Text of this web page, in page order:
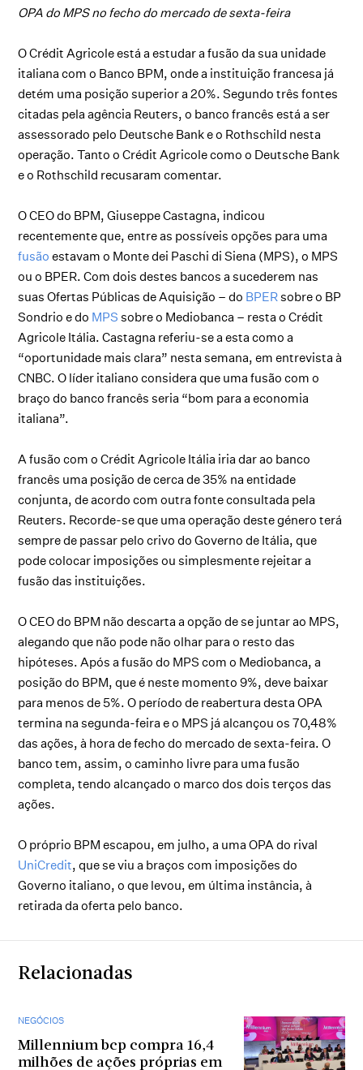
OPA do MPS no fecho do mercado de sexta-feira
O Crédit Agricole está a estudar a fusão da sua unidade
italiana com o Banco BPM, onde a instituição francesa já
detém uma posição superior a 20%. Segundo três fontes
citadas pela agência Reuters, o banco francês está a ser
assessorado pelo Deutsche Bank e o Rothschild nesta
operação. Tanto o Crédit Agricole como o Deutsche Bank
e o Rothschild recusaram comentar.
O CEO do BPM, Giuseppe Castagna, indicou
recentemente que, entre as possíveis opções para uma
fusão estavam o Monte dei Paschi di Siena (MPS), o MPS
ou o BPER. Com dois destes bancos a sucederem nas
suas Ofertas Públicas de Aquisição – do BPERsobre o BP
Sondrio e do MPS sobre o Mediobanca – resta o Crédit
Agricole Itália. Castagna referiu-se a esta como a
“oportunidade mais clara” nesta semana, em entrevista à
CNBC. O líder italiano considera que uma fusão com o
braço do banco francês seria “bom para a economia
italiana”.
A fusão com o Crédit Agricole Itália iria dar ao banco
francês uma posição de cerca de 35% na entidade
conjunta, de acordo com outra fonte consultada pela
Reuters. Recorde-se que uma operação deste género terá
sempre de passar pelo crivo do Governo de Itália, que
pode colocar imposições ou simplesmente rejeitar a
fusão das instituições.
O CEO do BPM não descarta a opção de se juntar ao MPS,
alegando que não pode não olhar para o resto das
hipóteses. Após a fusão do MPS com o Mediobanca, a
posição do BPM, que é neste momento 9%, deve baixar
para menos de 5%. O período de reabertura desta OPA
termina na segunda-feira e o MPS já alcançou os 70,48%
das ações, à hora de fecho do mercado de sexta-feira. O
banco tem, assim, o caminho livre para uma fusão
completa, tendo alcançado o marco dos dois terços das
ações.
O próprio BPM escapou, em julho, a uma OPA do rival
UniCredit, que se viu a braços com imposições do
Governo italiano, o que levou, em última instância, à
retirada da oferta pelo banco.
Relacionadas
NEGÓCIOS
Millennium bcp compra 16,4
milhões de ações próprias em